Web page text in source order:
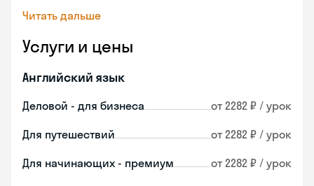
Читать дальше
Услуги и цены
Английский язык
Деловой - для бизнеса от 2282 ₽ / урок
Для путешествий от 2282 ₽ / урок
Для начинающих - премиум от 2282 ₽ / урок